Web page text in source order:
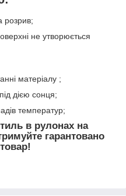
розрив;
не утворюється
матеріалу ;
дією сонця;
температур;
в рулонах на
гарантовано